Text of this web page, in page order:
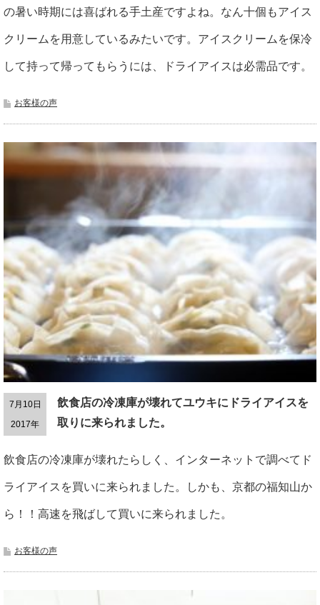
の暑い時期には喜ばれる手土産ですよね。なん十個もアイス
クリームを用意しているみたいです。アイスクリームを保冷
して持って帰ってもらうには、ドライアイスは必需品です。
お客様の声
7月10日
2017年
飲食店の冷凍庫が壊れてユウキにドライアイスを
取りに来られました。
飲食店の冷凍庫が壊れたらしく、インターネットで調べてド
ライアイスを買いに来られました。しかも、京都の福知山か
ら！！高速を飛ばして買いに来られました。
お客様の声